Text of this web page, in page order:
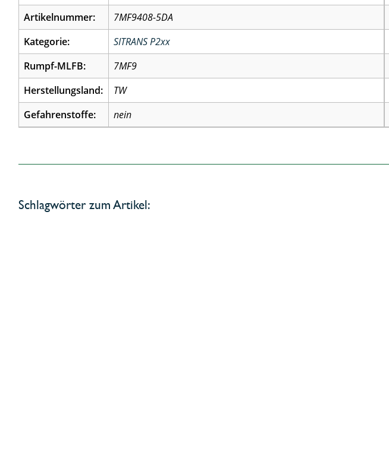
Artikelnummer:
7MF9408-5DA
Kategorie:
SITRANS P2xx
Rumpf-MLFB:
7MF9
Herstellungsland:
TW
Gefahrenstoffe:
nein
Schlagwörter zum Artikel: